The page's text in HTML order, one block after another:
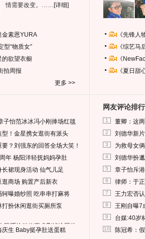
情需要改变。…… [详细]
金素恩YURA
型“物质女”
的欲望衣橱
拍周报
更多 >>
《先锋
《综艺
《
《夏日
子怡范冰冰冯小刚捧场红毯
！金星携女逛街有派头
？刘强东的回答全场大笑！
年 杨阳洋轻抚妈妈孕肚
裙现身活动 仙气儿足
商场 购置产后新衣
曝婚纱照 吃串串打麻将
扮休闲逛街买厕所泵
民币给媒体要求删掉这照片
生 Baby挺孕肚送蛋糕
网友评论排行
1 董卿：这
2 刘德华新
3 为救母女
4 刘德华扮
5 章子怡斥
6 律师：于
7 王力宏否
8 王刚自曝7
9 台媒:40岁
10 陈冠希：